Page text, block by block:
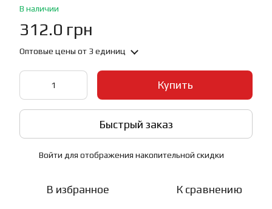
В наличии
312.0 грн
Оптовые цены от 3 единиц
Купить
Быстрый заказ
Войти для отображения накопительной скидки
В избранное К сравнению